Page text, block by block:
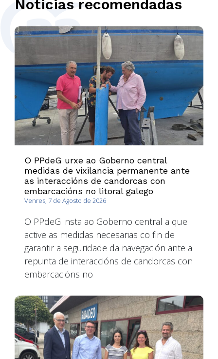
Noticias recomendadas
O PPdeG urxe ao Goberno central
medidas de vixilancia permanente ante
as interaccións de candorcas con
embarcacións no litoral galego
Venres, 7 de Agosto de 2026
O PPdeG insta ao Goberno central a que
active as medidas necesarias co fin de
garantir a seguridade da navegación ante a
repunta de interaccións de candorcas con
embarcacións no